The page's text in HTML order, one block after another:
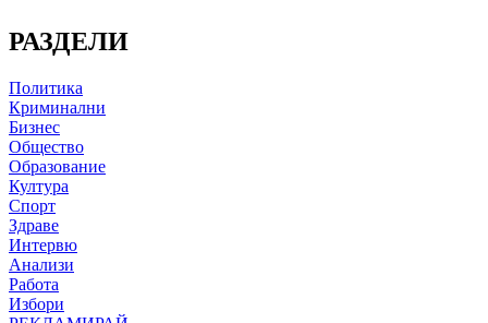
РАЗДЕЛИ
Политика
Криминални
Бизнес
Общество
Образование
Култура
Спорт
Здраве
Интервю
Анализи
Работа
Избори